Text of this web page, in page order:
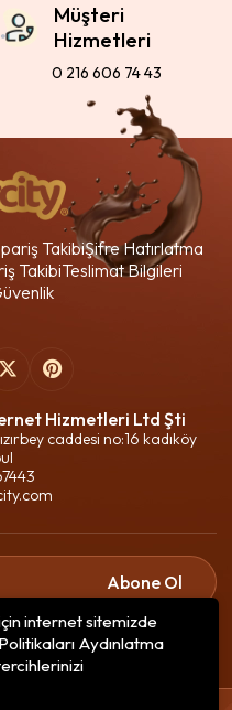
Müşteri
Hizmetleri
0 216 606 74 43
TakibiŞifre Hatırlatma
TakibiTeslimat Bilgileri
Hizmetleri Ltd Şti
caddesi no:16 kadıköy
Abone Ol
posta almayı kabul
internet sitemizde
Aydınlatma